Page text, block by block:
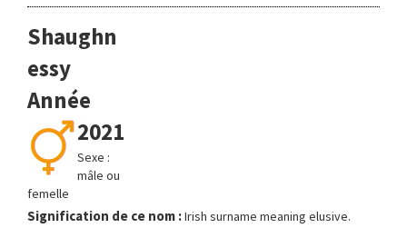
Shaughn
essy
Année
2021
Sexe :
mâle ou
femelle
Signification de ce nom :Irish surname meaning elusive.